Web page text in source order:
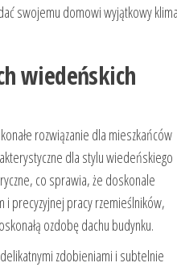
swojemu domowi wyjątkowy
wiedeńskich
rozwiązanie dla mieszkańców
dla stylu wiedeńskiego
co sprawia, że doskonale
i precyzyjnej pracy rzemieślników,
ozdobę dachu budynku.
zdobieniami i subtelnie